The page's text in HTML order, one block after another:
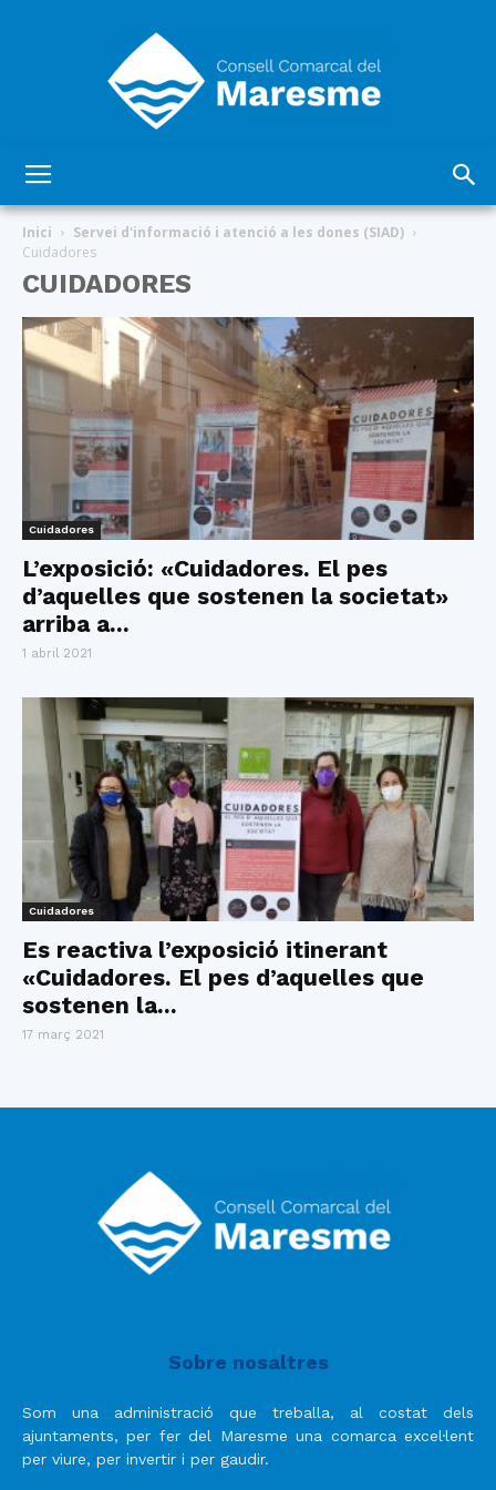
del
Maresme
Inici
Servei d'informació i atenció a les dones (SIAD)
Cuidadores
CUIDADORES
Cuidadores
L’exposició: «Cuidadores. El pes
d’aquelles que sostenen la societat»
arriba a...
1 abril 2021
Cuidadores
Es reactiva l’exposició itinerant
«Cuidadores. El pes d’aquelles que
sostenen la...
17 març 2021
Sobre nosaltres
Som una administració que treballa, al costat dels
ajuntaments, per fer del Maresme una comarca excel·lent
per viure, per invertir i per gaudir.